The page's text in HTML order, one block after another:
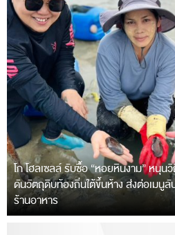
โก โฮลเซลล์ รับซื้อ “หอยหินงาม” หนุ
ดันวัตถุดิบท้องถิ่นใต้ขึ้นห้าง ส่งต่อเมนู
ร้านอาหาร